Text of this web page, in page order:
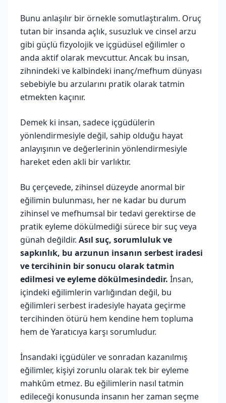
Bunu anlaşılır bir örnekle somutlaştıralım. Oruç
tutan bir insanda açlık, susuzluk ve cinsel arzu
gibi güçlü fizyolojik ve içgüdüsel eğilimler o
anda aktif olarak mevcuttur. Ancak bu insan,
zihnindeki ve kalbindeki inanç/mefhum dünyası
sebebiyle bu arzularını pratik olarak tatmin
etmekten kaçınır.
Demek ki insan, sadece içgüdülerin
yönlendirmesiyle değil, sahip olduğu hayat
anlayışının ve değerlerinin yönlendirmesiyle
hareket eden akli bir varlıktır.
Bu çerçevede, zihinsel düzeyde anormal bir
eğilimin bulunması, her ne kadar bu durum
zihinsel ve mefhumsal bir tedavi gerektirse de
pratik eyleme dökülmediği sürece bir suç veya
günah değildir. Asıl suç, sorumluluk ve
sapkınlık, bu arzunun insanın serbest iradesi
ve tercihinin bir sonucu olarak tatmin
edilmesi ve eyleme dökülmesindedir. İnsan,
içindeki eğilimlerin varlığından değil, bu
eğilimleri serbest iradesiyle hayata geçirme
tercihinden ötürü hem kendine hem topluma
hem de Yaratıcıya karşı sorumludur.
İnsandaki içgüdüler ve sonradan kazanılmış
eğilimler, kişiyi zorunlu olarak tek bir eyleme
mahkûm etmez. Bu eğilimlerin nasıl tatmin
edileceği konusunda insanın her zaman seçme